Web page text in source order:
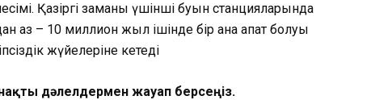
Қазіргі заманғы үшінші буын станцияларында
аз – 10 миллион жыл ішінде бір ғана апат болуы
жүйелеріне кетеді
дәлелдермен жауап берсеңіз.